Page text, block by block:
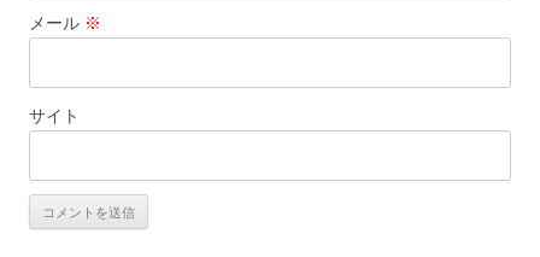
メール ※
サイト